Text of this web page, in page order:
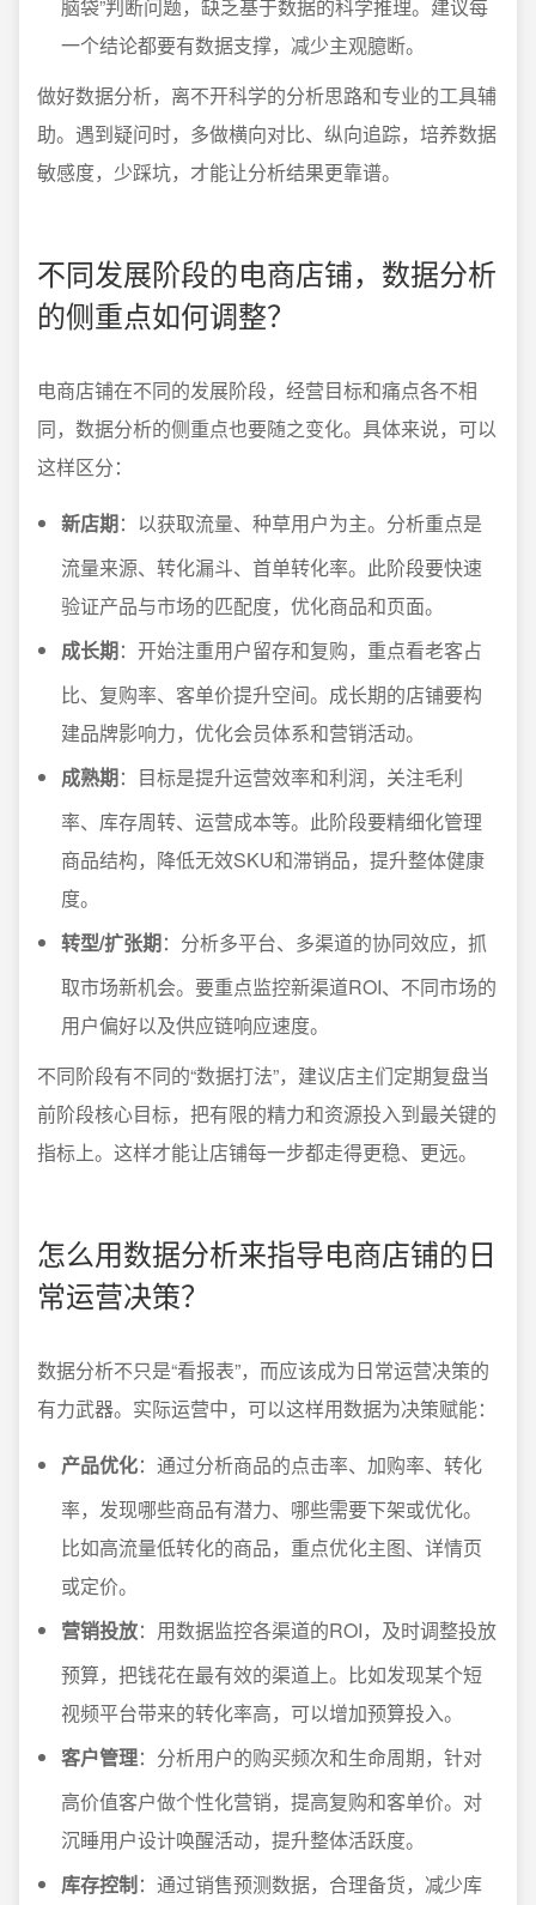
脑袋”判断问题，缺乏基于数据的科学推理。建议每
一个结论都要有数据支撑，减少主观臆断。
做好数据分析，离不开科学的分析思路和专业的工具辅
助。遇到疑问时，多做横向对比、纵向追踪，培养数据
敏感度，少踩坑，才能让分析结果更靠谱。
不同发展阶段的电商店铺，数据分析
的侧重点如何调整？
电商店铺在不同的发展阶段，经营目标和痛点各不相
同，数据分析的侧重点也要随之变化。具体来说，可以
这样区分：
新店期：以获取流量、种草用户为主。分析重点是
流量来源、转化漏斗、首单转化率。此阶段要快速
验证产品与市场的匹配度，优化商品和页面。
成长期：开始注重用户留存和复购，重点看老客占
比、复购率、客单价提升空间。成长期的店铺要构
建品牌影响力，优化会员体系和营销活动。
成熟期：目标是提升运营效率和利润，关注毛利
率、库存周转、运营成本等。此阶段要精细化管理
商品结构，降低无效SKU和滞销品，提升整体健康
度。
转型/扩张期：分析多平台、多渠道的协同效应，抓
取市场新机会。要重点监控新渠道ROI、不同市场的
用户偏好以及供应链响应速度。
不同阶段有不同的“数据打法”，建议店主们定期复盘当
前阶段核心目标，把有限的精力和资源投入到最关键的
指标上。这样才能让店铺每一步都走得更稳、更远。
怎么用数据分析来指导电商店铺的日
常运营决策？
数据分析不只是“看报表”，而应该成为日常运营决策的
有力武器。实际运营中，可以这样用数据为决策赋能：
产品优化：通过分析商品的点击率、加购率、转化
率，发现哪些商品有潜力、哪些需要下架或优化。
比如高流量低转化的商品，重点优化主图、详情页
或定价。
营销投放：用数据监控各渠道的ROI，及时调整投放
预算，把钱花在最有效的渠道上。比如发现某个短
视频平台带来的转化率高，可以增加预算投入。
客户管理：分析用户的购买频次和生命周期，针对
高价值客户做个性化营销，提高复购和客单价。对
沉睡用户设计唤醒活动，提升整体活跃度。
库存控制：通过销售预测数据，合理备货，减少库